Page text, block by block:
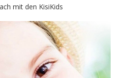
mit den KisiKids